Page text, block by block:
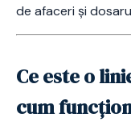
de afaceri și
Ce este o
cum